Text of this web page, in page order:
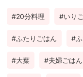
ok
est
20分料理 いり
ふたりごはん
大葉 夫婦ごはん